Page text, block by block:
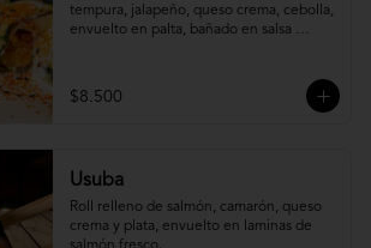
tempura, jalapeño, queso crema, cebolla,
envuelto en palta, bañado en salsa
$8.500
Usuba
Roll relleno de salmón, camarón, queso
crema y plata, envuelto en laminas de